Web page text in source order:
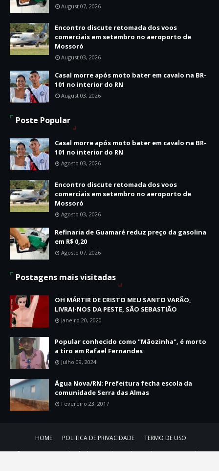
August 07, 2026
Encontro discute retomada dos voos
comerciais em setembro no aeroporto de
Mossoró
August 03, 2026
Casal morre após moto bater em cavalo na BR-
101 no interior do RN
August 03, 2026
Poste Popular
Casal morre após moto bater em cavalo na BR-
101 no interior do RN
Agosto 03, 2026
Encontro discute retomada dos voos
comerciais em setembro no aeroporto de
Mossoró
Agosto 03, 2026
Refinaria de Guamaré reduz preço da gasolina
em R$ 0,20
Agosto 07, 2026
Postagens mais visitadas
OH MÁRTIR DE CRISTO MEU SANTO VARÃO,
LIVRAI-NOS DA PESTE, SÃO SEBASTIÃO
Janeiro 20, 2020
Popular conhecido como "Mãozinha", é morto
a tiro em Rafael Fernandes
Julho 09, 2024
Água Nova/RN: Prefeitura fecha escola da
comunidade Serra das Almas
Fevereiro 23, 2017
HOME POLITICA DE PRIVACIDADE
TERMO DE USO
© 2010-2026 Portal Rafael Fernandes Todos os direitos reservados